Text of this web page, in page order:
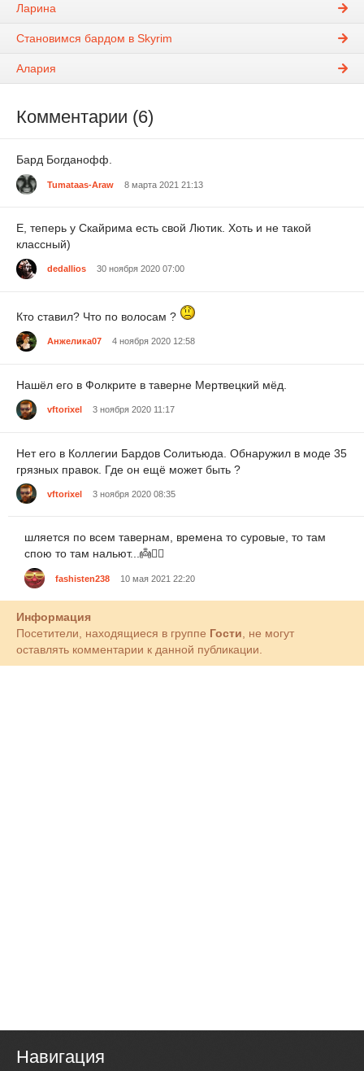
Ларина
Становимся бардом в Skyrim
Алария
Комментарии (6)
Бард Богданофф.
Tumataas-Araw 8 марта 2021 21:13
Е, теперь у Скайрима есть свой Лютик. Хоть и не такой
классный)
dedallios 30 ноября 2020 07:00
Кто ставил? Что по волосам ?
Анжелика07 4 ноября 2020 12:58
Нашёл его в Фолкрите в таверне Мертвецкий мёд.
vftorixel 3 ноября 2020 11:17
Нет его в Коллегии Бардов Солитьюда. Обнаружил в моде 35
грязных правок. Где он ещё может быть ?
vftorixel 3 ноября 2020 08:35
шляется по всем тавернам, времена то суровые, то там
спою то там нальют...👼🤹‍♂️
fashisten238 10 мая 2021 22:20
Информация
Посетители, находящиеся в группе Гости, не могут
оставлять комментарии к данной публикации.
Навигация